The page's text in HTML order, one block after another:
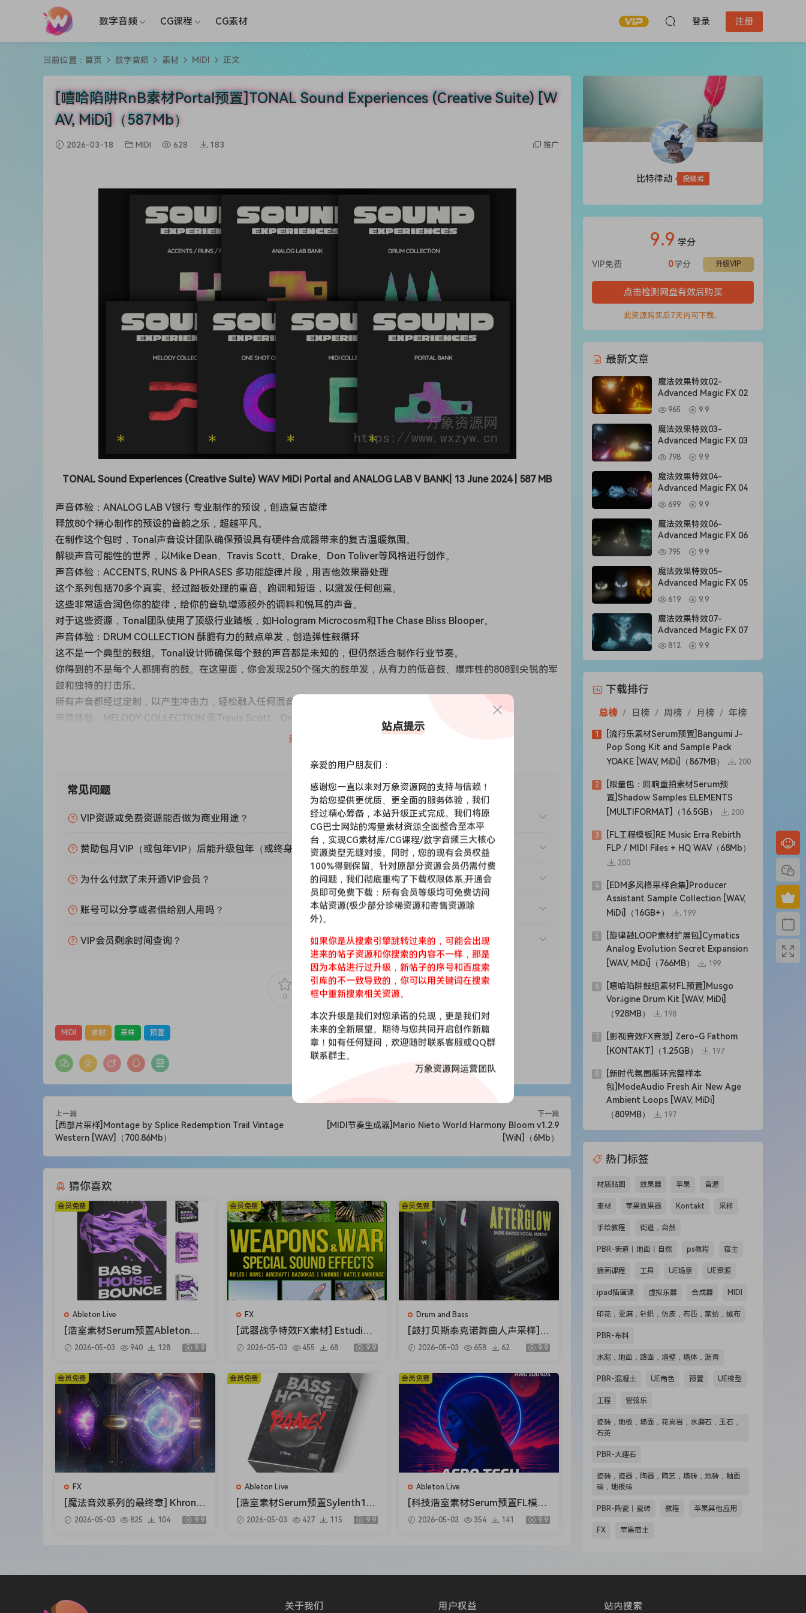
数字音频 CG课程 CG素材 登录 注册
当前位置： 首页 数字音频 素材 MIDI 正文
[嘻哈陷阱RnB素材Portal预置]TONAL Sound Experiences (Creative Suite) [W
AV, MiDi]（587Mb）
2026-03-18 MIDI 628 183 推广
TONAL Sound Experiences (Creative Suite) WAV MiDi Portal and ANALOG LAB V BANK| 13 June 2024 | 587 MB
声音体验：ANALOG LAB V银行 专业制作的预设，创造复古旋律
释放80个精心制作的预设的音韵之乐，超越平凡。
在制作这个包时，Tonal声音设计团队确保预设具有硬件合成器带来的复古温暖氛围。
解锁声音可能性的世界，以Mike Dean、Travis Scott、Drake、Don Toliver等风格进行创作。
声音体验：ACCENTS, RUNS & PHRASES 多功能旋律片段，用吉他效果器处理
这个系列包括70多个真实、经过踏板处理的重音、跑调和短语，以激发任何创意。
这些非常适合润色你的旋律，给你的音轨增添额外的调料和悦耳的声音。
对于这些资源，Tonal团队使用了顶级行业踏板，如Hologram Microcosm和The Chase Bliss Blooper。
声音体验：DRUM COLLECTION 酥脆有力的鼓点单发，创造弹性鼓循环
这不是一个典型的鼓组。Tonal设计师确保每个鼓的声音都是未知的，但仍然适合制作行业节奏。
你得到的不是每个人都拥有的鼓。在这里面，你会发现250个强大的鼓单发，从有力的低音鼓、爆炸性的808到尖锐的军
鼓和独特的打击乐。
所有声音都经过定制，以产生冲击力，轻松融入任何混音并脱颖而出。
声音体验：MELODY COLLECTION 受Travis Scott、Drake、Metro、Cubeatz等启发的免版税陷阱旋律
这个系列涵盖了36个难忘、准备就绪的旋律，使用模拟合成器和大量的处理，以实现独特的情感。
声音体验：ONE SHOTS COLLECTION 使用模拟质感的单发创造低CPU占用的旋律
探索这个系列，有240多个单发来自模拟合成器，如Moog Grandmother和Sequential OB6。
访问价值数千美元的设备，并用这些录音产生无尽的声音可能性。
最精彩的部分是Tonal团队处理了每一个单发录音，以达到前所未有的音色。
仅用单发制作的旋律：
COLLECTION 旋律和HiHat MIDI，加快你的工作流程，激发创造力
这个100%免版税的MIDI系列包括40多个MIDI，以激发你的创意。
克服节奏障碍，加快你的工作流程。你将能够制作更多的节奏，更多的旋律，获得更多的机会 = 赚更多的钱。
最精彩的部分是你可以自定义它们，在几秒钟内产生你自己独特的想法。
声音体验：PORTAL BANK 创建踏板般的质感，为任何声音增添真实性
Portal是最独特和多功能的FX插件之一，也是复制吉他踏板的好工具。
在制作这些时，他们确保预设实际上是有用的和平衡的，以增加正确数量的调料，而不仅仅是随机的纹理。
SOUND EXPERIENCES: ANALOG LAB V BANK Professionally Crafted Presets To Create Vintage Melodies
Unleash sonic bliss with 80 meticulously crafted presets that transcend the ordinary.
When making this pack the Tonal sound design team made sure the that preset had the vintage warm vibes
hardware synths bring.
Unlock a world of sonic possibilities and create in the styles of Mike Dean, Travis Scott, Drake, Don Toliver and
SOUND EXPERIENCES: ACCENTS, RUNS & PHRASES Versatile Melodic Chops Processed With Guitar Pedals
This collection includes over 70 authentic, pedal processed accents, runs and phrases to kickstart any idea.
These are great for polishing your melodies and adding the extra sauce and earcandy you need in your tracks.
For those assets, the Tonal team used top industry pedals such as the Hologram Microcosm and The Chase Bliss
Blooper.
SOUND EXPERIENCES: DRUM COLLECTION Crispy Hard-Hitting Drum One Shots To Create Bouncy Drum Loops
This is not a typical drumkit. Tonal designers made sure every drum was unknown but still suitable for making
industry beats.
You’re not getting the same drums everyone has. Inside you will find 250 powerful drum one shots, ranging from
punchy kicks, blasting 808s to sharp snares and distinctive percussion.
All sounds have been tailored for impact, to easily blend any mix and stand out.
SOUND EXPERIENCES: MELODY COLLECTION Royalty-Free Trap Melodies Inspired By Travis Scott, Drake,
Metro, Cubeatz and More
This collection covers 36 memorable, placement ready melodies made with analog synths and loads of
processing to achieve unique emotions.
Tonal crafted each of these with top artists in mind such as Drake, Travis Scott, Don Toliver, Cubeatz and more.
SOUND EXPERIENCES: ONE SHOTS COLLECTION Create Melodies With Low CPU Usage With Analog
Texturized One Shots
Explore this collection with over 240 one shots extracted from analog synths such as the Moog Grandmother
and the Sequential OB6.
Access thousands of dollars worth of gear and generate endless sonic possibilities with those recordings.
The best part of it is that the Tonal team processed each one shot recording to reach a timbre never heard
Melodies made with one shots only:
SOUND EXPERIENCES: MIDI COLLECTION Melody and HiHat Midis To Speed Up Your Workflow and Spike
opportunities = make more money.
Works in every DAW.
阅读全文
常见问题
VIP资源或免费资源能否做为商业用途？
赞助包月VIP（或包年VIP）后能升级包年（或终身VIP）吗？
为什么付款了未开通VIP会员？
账号可以分享或者借给别人用吗？
VIP会员剩余时间查询？
0 0
MIDI 素材 采样 预置
上一篇
[西部片采样]Montage by Splice Redemption Trail Vintage
Western [WAV]（700.86Mb）
下一篇
[MIDI节奏生成器]Mario Nieto World Harmony Bloom v1.2.9
[WiN]（6Mb）
猜你喜欢
Ableton Live
[浩室素材Serum预置Ableton模
板FL模板] Shadow Samples Bas
s House Bounce Vol.2 The Com
2026-05-03 940 128 9.9
会员免费
FX
[武器战争特效FX素材] Estudios
Talkback Weapons and War Sp
ecial Sound Effects [FLAC]（21
2026-05-03 455 68 9.9
会员免费
Drum and Bass
[鼓打贝斯泰克诺舞曲人声采样]W
eapon Sounds The Everything
Vocal Collection [WAV]（514M
2026-05-03 658 62 9.9
会员免费
FX
[魔法音效系列的最终章] Khron S
tudio Spells Variations Vol.4 [W
AV]（0.98GB）
2026-05-03 825 104 9.9
会员免费
Ableton Live
[浩室素材Serum预置Sylenth1预
置FL模板Ableton模板] Ofive Ba
ng House [WAV, MiDi]（1.33G
2026-05-03 427 115 9.9
会员免费
Ableton Live
[科技浩室素材Serum预置FL模板
Ableton模板] AWD Sounds Mys
tical Rituals Vol.1 [WAV, MiDi]
2026-05-03 354 141 9.9
会员免费
比特律动 投稿者
9.9 学分
VIP免费 升级VIP
0学分
点击检测网盘有效后购买
此资源购买后7天内可下载。
最新文章
魔法效果特效02-
Advanced Magic FX 02
965 9.9
魔法效果特效03-
Advanced Magic FX 03
798 9.9
魔法效果特效04-
Advanced Magic FX 04
699 9.9
魔法效果特效06-
Advanced Magic FX 06
795 9.9
魔法效果特效05-
Advanced Magic FX 05
619 9.9
魔法效果特效07-
Advanced Magic FX 07
812 9.9
下载排行
总榜 / 日榜 / 周榜 / 月榜 / 年榜
1
[流行乐素材Serum预置]Bangumi J-
Pop Song Kit and Sample Pack
YOAKE [WAV, MiDi]（867MB）
200
2
[限量包：回响重拍素材Serum预
置]Shadow Samples ELEMENTS
[MULTIFORMAT]（16.5GB）
200
3
[FL工程模板]RE Music Erra Rebirth
FLP / MIDI Files + HQ WAV（68Mb）
200
4
[EDM多风格采样合集]Producer
Assistant Sample Collection [WAV,
MiDi]（16GB+）
199
5
[旋律鼓LOOP素材扩展包]Cymatics
Analog Evolution Secret Expansion
[WAV, MiDi]（766MB）
199
6
[嘻哈陷阱鼓组素材FL预置]Musgo
Vorágine Drum Kit [WAV, MiDi]
（928MB）
198
7
[影视音效FX音源] Zero-G Fathom
[KONTAKT]（1.25GB）
197
8
[新时代氛围循环完整样本
包]ModeAudio Fresh Air New Age
Ambient Loops [WAV, MiDi]
（809MB）
197
热门标签
材质贴图 效果器 苹果 音源
素材 苹果效果器 Kontakt 采样
手绘教程 街道，自然
PBR-街道丨地面丨自然 ps教程 宿主
插画课程 工具 UE场景 UE资源
ipad插画课 虚拟乐器 合成器 MIDI
印花，亚麻，针织，仿皮，布匹，家纺，绒布
PBR-布料
水泥，地面，路面，墙壁，墙体，沥青
PBR-混凝土 UE角色 预置 UE模型
工程 管弦乐
瓷砖，地板，墙面，花岗岩，水磨石，玉石，
石英
PBR-大理石
瓷砖，瓷器，陶器，陶艺，墙砖，地砖，釉面
砖，地板砖
PBR-陶瓷丨瓷砖 教程 苹果其他应用
FX 苹果宿主
关于我们 用户权益 站内搜索
站点提示
亲爱的用户朋友们：
感谢您一直以来对万象资源网的支持与信赖！
为给您提供更优质、更全面的服务体验，我们
经过精心筹备，本站升级正式完成。我们将原
CG巴士网站的海量素材资源全面整合至本平
台，实现CG素材库/CG课程/数字音频三大核心
资源类型无缝对接。同时，您的现有会员权益
100%得到保留。针对原部分资源会员仍需付费
的问题，我们彻底重构了下载权限体系,开通会
员即可免费下载：所有会员等级均可免费访问
本站资源(极少部分珍稀资源和寄售资源除
外)。
如果你是从搜索引擎跳转过来的，可能会出现
进来的帖子资源和你搜索的内容不一样，那是
因为本站进行过升级，新帖子的序号和百度索
引库的不一致导致的，你可以用关键词在搜索
框中重新搜索相关资源。
本次升级是我们对您承诺的兑现，更是我们对
未来的全新展望。期待与您共同开启创作新篇
章！如有任何疑问，欢迎随时联系客服或QQ群
联系群主。
万象资源网运营团队